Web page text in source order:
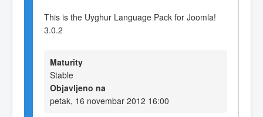
This is the Uyghur Language Pack for Joomla!
3.0.2
Maturity
Stable
Objavljeno na
petak, 16 novembar 2012 16:00